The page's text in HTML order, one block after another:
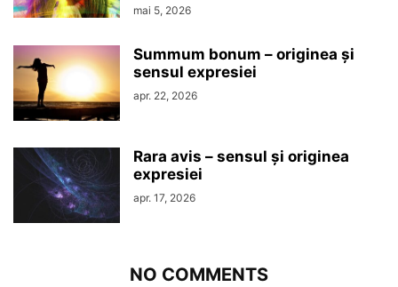
mai 5, 2026
Summum bonum – originea şi
sensul expresiei
apr. 22, 2026
Rara avis – sensul şi originea
expresiei
apr. 17, 2026
NO COMMENTS